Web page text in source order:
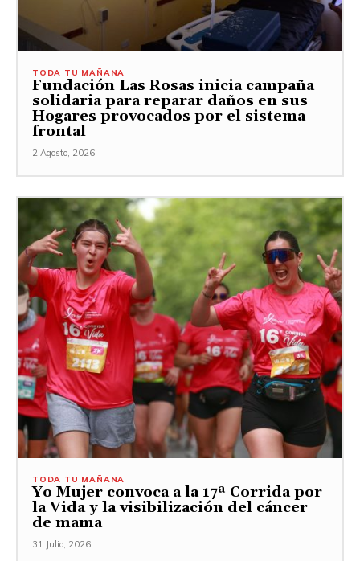
TODA TU MAÑANA
Fundación Las Rosas inicia campaña
solidaria para reparar daños en sus
Hogares provocados por el sistema
frontal
2 Agosto, 2026
TODA TU MAÑANA
Yo Mujer convoca a la 17ª Corrida por
la Vida y la visibilización del cáncer
de mama
31 Julio, 2026